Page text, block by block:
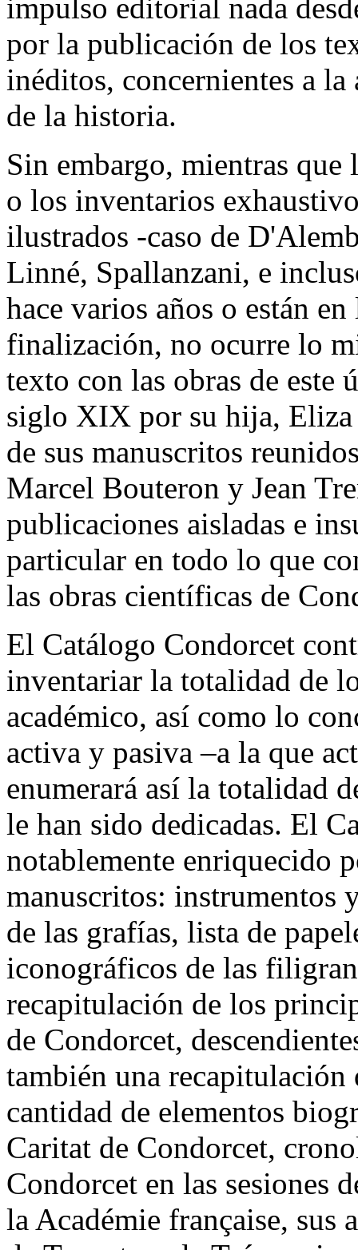
impulso editorial nada
por la publicación de los
inéditos, concernientes a
de la historia.
Sin embargo, mientras que
o los inventarios
ilustrados -caso de
Linné, Spallanzani, e
hace varios años o están
finalización, no ocurre lo
texto con las obras de este
siglo XIX por su hija, Eliza
de sus manuscritos
Marcel Bouteron y Jean
publicaciones aisladas e
particular en todo lo que
las obras científicas de
El Catálogo Condorcet
inventariar la totalidad de
académico, así como lo
activa y pasiva –a la que
enumerará así la totalidad
le han sido dedicadas. El
notablemente enriquecido
manuscritos: instrumentos
de las grafías, lista de
iconográficos de las
recapitulación de los
de Condorcet,
también una recapitulación
cantidad de elementos
Caritat de Condorcet,
Condorcet en las sesiones
la Académie française, sus